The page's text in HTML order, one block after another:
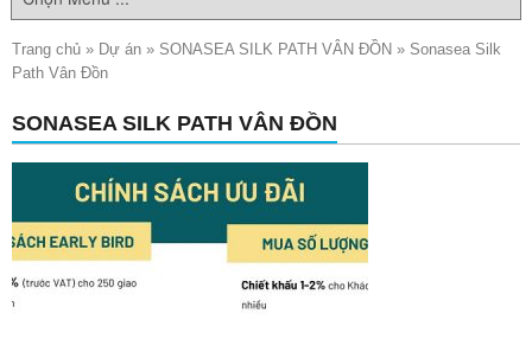
Trang chủ » Dự án » SONASEA SILK PATH VÂN ĐỒN » Sonasea Silk
Path Vân Đồn
SONASEA SILK PATH VÂN ĐỒN